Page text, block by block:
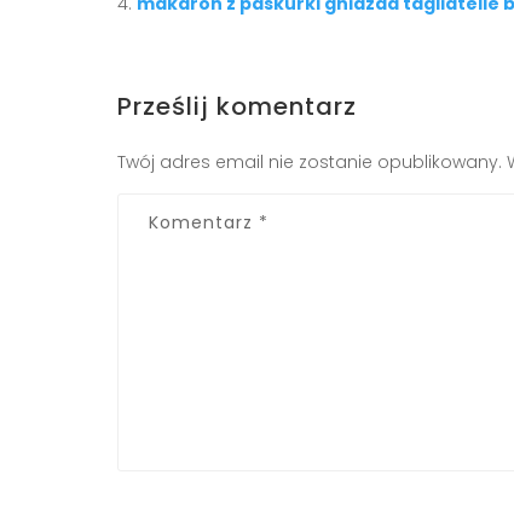
Prześlij komentarz
Twój adres email nie zostanie opublikowany.